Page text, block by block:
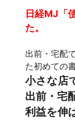
日経MJ
た。
出前・宅配
た初めての
小さな店
出前・宅
利益を伸